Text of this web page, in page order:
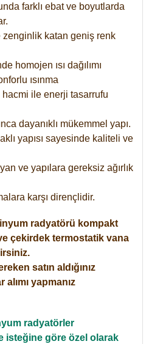
farklı ebat ve boyutlarda
zenginlik katan geniş renk
homojen ısı dağılımı
ısınma
ile enerji tasarrufu
dayanıklı mükemmel yapı.
yapısı sayesinde kaliteli ve
ve yapılara gereksiz ağırlık
karşı dirençlidir.
radyatörü kompakt
çekirdek termostatik vana
satın aldığınız
yapmanız
radyatörler
isteğine göre özel olarak